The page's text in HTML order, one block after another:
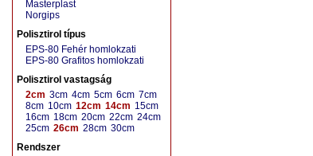
Masterplast
Norgips
Polisztirol típus
EPS-80 Fehér homlokzati
EPS-80 Grafitos homlokzati
Polisztirol vastagság
2cm 3cm 4cm 5cm 6cm 7cm
8cm 10cm 12cm 14cm 15cm
16cm 18cm 20cm 22cm 24cm
25cm 26cm 28cm 30cm
Rendszer